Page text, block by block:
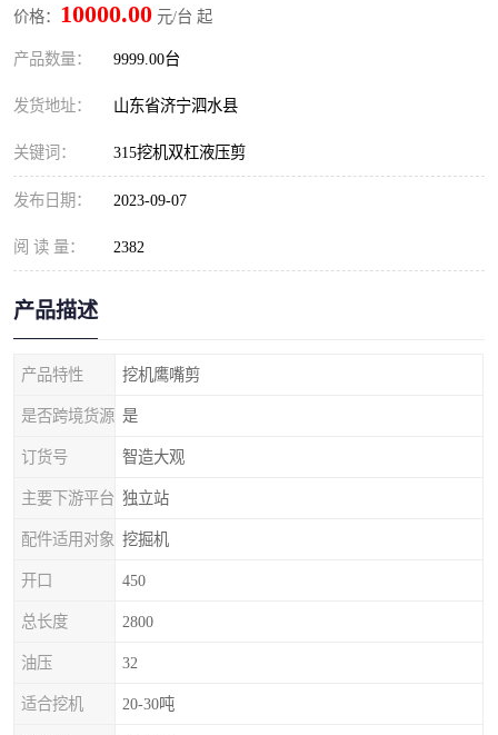
价格： 10000.00 元/台 起
产品数量： 9999.00台
发货地址： 山东省济宁泗水县
关键词： 315挖机双杠液压剪
发布日期： 2023-09-07
阅 读 量： 2382
产品描述
产品特性 挖机鹰嘴剪
是否跨境货源 是
订货号 智造大观
主要下游平台 独立站
配件适用对象 挖掘机
开口 450
总长度 2800
油压 32
适合挖机 20-30吨
滚筒筛
挖掘机破碎斗